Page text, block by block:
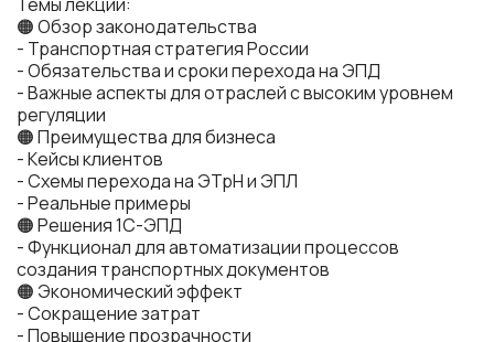
🟠 Обзор законодательства
- Транспортная стратегия России
- Обязательства и сроки перехода на ЭПД
- Важные аспекты для отраслей с высоким уровнем
регуляции
🟠 Преимущества для бизнеса
- Кейсы клиентов
- Схемы перехода на ЭТрН и ЭПЛ
- Реальные примеры
🟠 Решения 1С-ЭПД
- Функционал для автоматизации процессов
создания транспортных документов
🟠 Экономический эффект
- Сокращение затрат
- Повышение прозрачности